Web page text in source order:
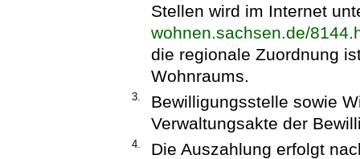
Stellen wird im Internet
wohnen.sachsen.de/
die regionale Zuordnung
Wohnraums.
3.
Bewilligungsstelle sowie
Verwaltungsakte der
4.
Die Auszahlung erfolgt